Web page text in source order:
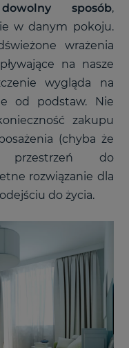
sposób,
w danym pokoju.
wrażenia
na nasze
wygląda na
od podstaw. Nie
zakupu
(chyba że
przestrzeń do
rozwiązanie dla
do życia.